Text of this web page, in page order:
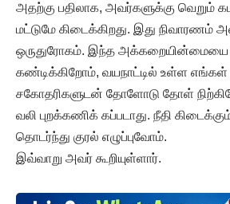
அதற்கு பதிலாக, அவர்களுக்கு வெறும்
மட்டுமே கிடைக்கிறது. இது நிவாரணம்
ஒருதுரோகம். இந்த அக்கறையின்மையை
கண்டிக்கிறோம், வயநாட்டில் உள்ள
சகோதரிகளுடன் தோளோடு தோள்
வலி புறக்கணிக் கப்படாது. நீதி
தொடர்ந்து குரல் எழுப்புவோம்.
இவ்வாறு அவர் கூறியுள்ளார்.